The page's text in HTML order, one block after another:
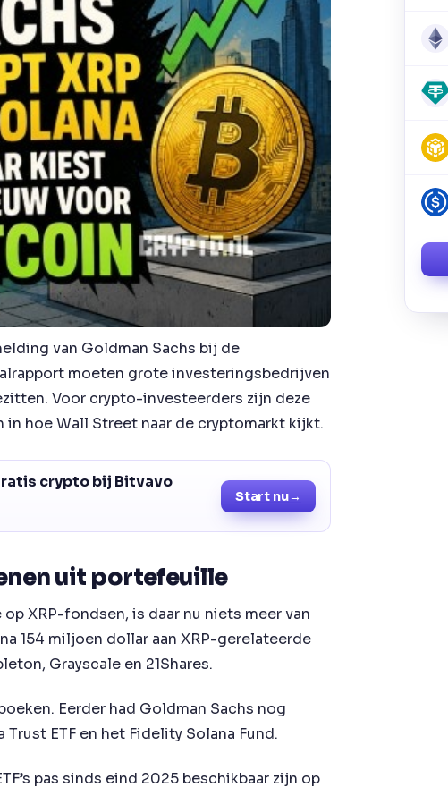
van Goldman Sachs bij de
moeten grote investeringsbedrijven
Voor crypto-investeerders zijn deze
hoe Wall Street naar de cryptomarkt kijkt.
crypto bij Bitvavo
Start nu→
uit portefeuille
XRP-fondsen, is daar nu niets meer van
154 miljoen dollar aan XRP-gerelateerde
Grayscale en 21Shares.
Eerder had Goldman Sachs nog
ETF en het Fidelity Solana Fund.
pas sinds eind 2025 beschikbaar zijn op